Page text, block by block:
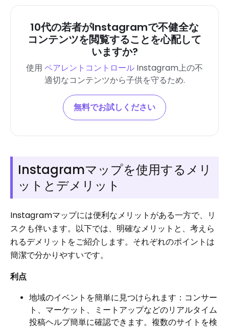
10代の若者がInstagramで不健全な
コンテンツを閲覧することを心配して
いますか?
使用 ペアレントコントロール Instagram上の不
適切なコンテンツから子供を守るため.
無料でお試しください
Instagramマップを使用するメリ
ットとデメリット
Instagramマップには便利なメリットがある一方で、リ
スクも伴います。以下では、明確なメリットと、考えら
れるデメリットをご紹介します。それぞれのポイントは
簡潔で分かりやすいです。
利点
地域のイベントを簡単に見つけられます：コンサー
ト、マーケット、ミートアップなどのリアルタイム
投稿ヘルプ簡単に確認できます。複数のサイトを検